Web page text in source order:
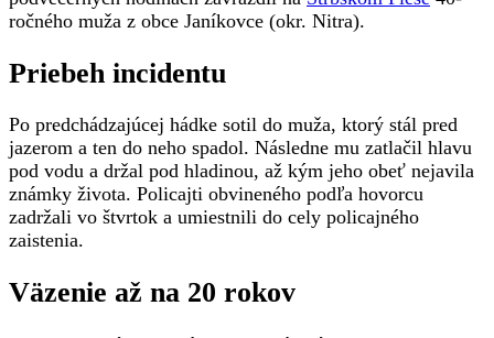
ročného muža z obce Janíkovce (okr. Nitra).
Priebeh incidentu
Po predchádzajúcej hádke sotil do muža, ktorý stál pred
jazerom a ten do neho spadol. Následne mu zatlačil hlavu
pod vodu a držal pod hladinou, až kým jeho obeť nejavila
známky života. Policajti obvineného podľa hovorcu
zadržali vo štvrtok a umiestnili do cely policajného
zaistenia.
Väzenie až na 20 rokov